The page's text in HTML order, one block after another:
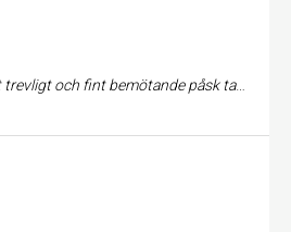
påsk tallriken var av bästa klass hade ganska höga förväntningar dom har rykte om sig att laga god mat och det levde dom upp till.